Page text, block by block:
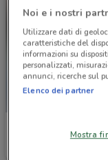
Happy Casa
Noi e i nostri
Utilizzare dati di
caratteristiche del
informazioni su
personalizzati,
annunci, ricerche sul
Elenco dei partner
Mostra